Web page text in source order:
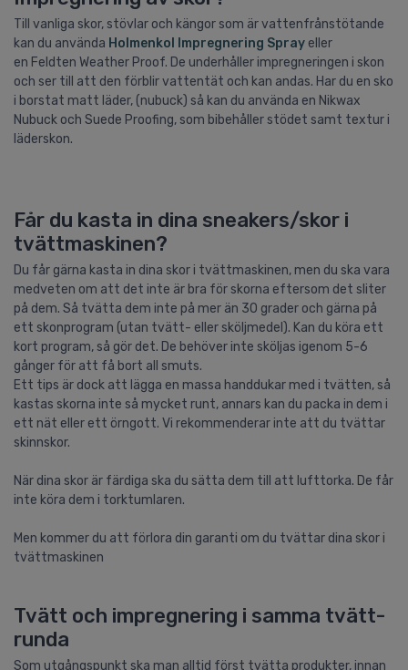
Till vanliga skor, stövlar och kängor som är vattenfrånstötande
kan du använda Holmenkol Impregnering Spray eller
en Feldten Weather Proof. De underhåller impregneringen i skon
och ser till att den förblir vattentät och kan andas. Har du en sko
i borstat matt läder, (nubuck) så kan du använda en Nikwax
Nubuck och Suede Proofing, som bibehåller stödet samt textur i
läderskon.
Får du kasta in dina sneakers/skor i
tvättmaskinen?
Du får gärna kasta in dina skor i tvättmaskinen, men du ska vara
medveten om att det inte är bra för skorna eftersom det sliter
på dem. Så tvätta dem inte på mer än 30 grader och gärna på
ett skonprogram (utan tvätt- eller sköljmedel). Kan du köra ett
kort program, så gör det. De behöver inte sköljas igenom 5-6
gånger för att få bort all smuts.
Ett tips är dock att lägga en massa handdukar med i tvätten, så
kastas skorna inte så mycket runt, annars kan du packa in dem i
ett nät eller ett örngott. Vi rekommenderar inte att du tvättar
skinnskor.
När dina skor är färdiga ska du sätta dem till att lufttorka. De får
inte köra dem i torktumlaren.
Men kommer du att förlora din garanti om du tvättar dina skor i
tvättmaskinen
Tvätt och impregnering i samma tvätt-
runda
Som utgångspunkt ska man alltid först tvätta produkter, innan